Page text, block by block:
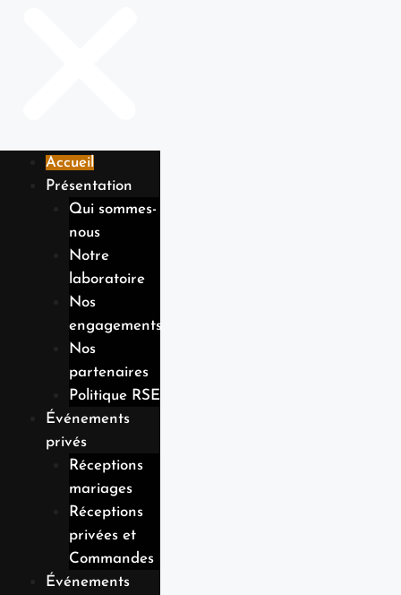
Accueil
Présentation
Qui sommes-
nous
Notre
laboratoire
Nos
engagements
Nos
partenaires
Politique RSE
Événements
privés
Réceptions
mariages
Réceptions
privées et
Commandes
Événements